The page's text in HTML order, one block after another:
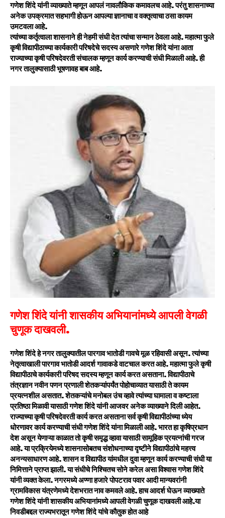
गणेश शिंदे यांनी व्याख्याते म्हणून आपलं नावलौकिक कमावलच आहे. परंतु शासनाच्या
अनेक उपक्रमात सहभागी होऊन आपल्या ज्ञानाचा व वक्तृत्वाचा ठसा कायम
उमटवला आहे.
त्यांच्या कर्तृत्वाला शासनाने ही नेहमी संधी देत त्यांचा सन्मान ठेवला आहे.महात्मा फुले
कृषी विद्यापीठाच्या कार्यकारी परिषदेचे सदस्य असणारे गणेश शिंदे यांना आता
राज्याच्या कृषी परिषदेवरती संचालक म्हणून कार्य करण्याची संधी मिळाली आहे.ही
नगर तालुक्यासाठी भूषणावह बाब आहे.
गणेश शिंदे यांनी शासकीय अभियानांमध्ये आपली वेगळी
चुणूक दाखवली.
गणेश शिंदे हे नगर तालुक्यातील पारगाव भातोडी गावचे मूळ रहिवासी असून. त्यांच्या
नेतृत्वाखाली पारगाव भातोडी आदर्श गावाकडे वाटचाल करत आहे. महात्मा फुले कृषी
विद्यापीठाचे कार्यकारी परिषद सदस्य म्हणून कार्य करत असताना. विद्यापीठाचे
तंत्रज्ञान नवीन पणन प्रणाली शेतकऱ्यांपर्यंत पोहोचाव्यात यासाठी ते कायम
प्रयत्नशील असतात. शेतकऱ्यांचे मनोबल उंच व्हावे त्यांच्या घामाला व कष्टाला
प्रतिष्ठा मिळावी यासाठी गणेश शिंदे यांनी आजवर अनेक व्याख्याने दिली आहेत.
राज्याच्या कृषी परिषदेवरती कार्य करत असताना सर्व कृषी विद्यापीठांच्या ध्येय
धोरणावर कार्य करण्याची संधी गणेश शिंदे यांना मिळाली आहे. भारत हा कृषिप्रधान
देश असून येणाऱ्या काळात तो कृषी समृद्ध व्हावा यासाठी सामूहिक प्रयत्नांची गरज
आहे. या प्रक्रियेमध्ये शासनासोबतच संशोधनाच्या दृष्टीने विद्यापीठांचे महत्त्व
अनन्यसाधारण आहे. शासन व विद्यापीठ यांमधील दुवा म्हणून कार्य करण्याची संधी या
निमित्ताने प्राप्त झाली. या संधीचे निश्चितच सोने करेल असा विश्वास गणेश शिंदे
यांनी व्यक्त केला.नगरमध्ये अण्णा हजारे पोपटराव पवार आदी मान्यवरांनी
ग्रामविकास यंत्रणेमध्ये देशभरात नाव कमवले आहे. हाच आदर्श घेऊन व्याख्याते
गणेश शिंदे यांनी शासकीय अभियानांमध्ये आपली वेगळी चुणूक दाखवली आहे.या
निवडीबद्दल राज्यभरातून गणेश शिंदे यांचे कौतुक होत आहे